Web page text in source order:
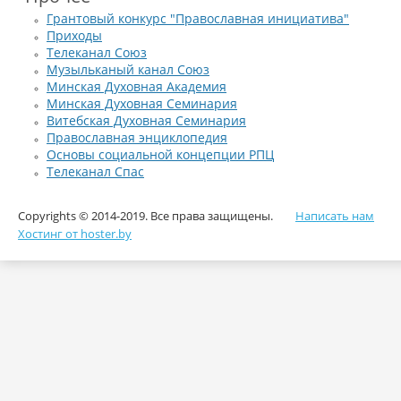
Грантовый конкурс "Православная инициатива"
Приходы
Телеканал Союз
Музыльканый канал Союз
Минская Духовная Академия
Минская Духовная Семинария
Витебская Духовная Семинария
Православная энциклопедия
Основы социальной концепции РПЦ
Телеканал Спас
Copyrights © 2014-2019. Все права защищены.
Хостинг от hoster.by
Написать нам